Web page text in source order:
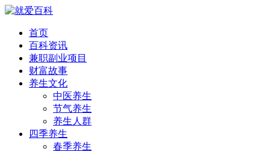
首页
百科资讯
兼职副业项目
财富故事
养生文化
中医养生
节气养生
养生人群
四季养生
春季养生